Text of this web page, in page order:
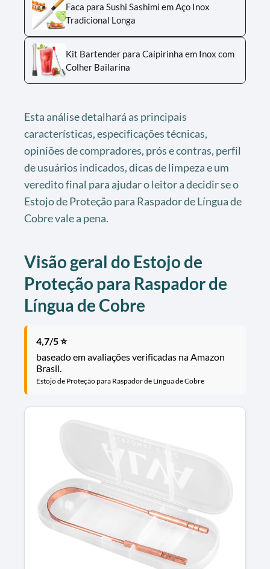
Faca para Sushi Sashimi em Aço Inox
Tradicional Longa
Kit Bartender para Caipirinha em Inox com
Colher Bailarina
Esta análise detalhará as principais
características, especificações técnicas,
opiniões de compradores, prós e contras, perfil
de usuários indicados, dicas de limpeza e um
veredito final para ajudar o leitor a decidir se o
Estojo de Proteção para Raspador de Língua de
Cobre vale a pena.
Visão geral do Estojo de
Proteção para Raspador de
Língua de Cobre
4,7/5 ⭐
baseado em avaliações verificadas na Amazon
Brasil.
Estojo de Proteção para Raspador de Língua de Cobre